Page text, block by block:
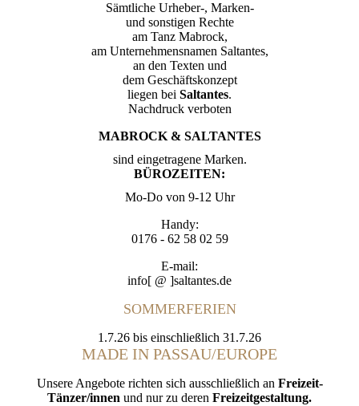
Sämtliche Urheber-, Marken-
und sonstigen Rechte
am Tanz Mabrock,
am Unternehmensnamen Saltantes,
an den Texten und
dem Geschäftskonzept
liegen bei Saltantes.
Nachdruck verboten
MABROCK & SALTANTES
sind eingetragene Marken.
BÜROZEITEN:
Mo-Do von 9-12 Uhr
Handy:
0176 - 62 58 02 59
E-mail:
info[ @ ]saltantes.de
SOMMERFERIEN
1.7.26 bis einschließlich 31.7.26
MADE IN PASSAU/EUROPE
Unsere Angebote richten sich ausschließlich an Freizeit-
Tänzer/innen und nur zu deren Freizeitgestaltung.